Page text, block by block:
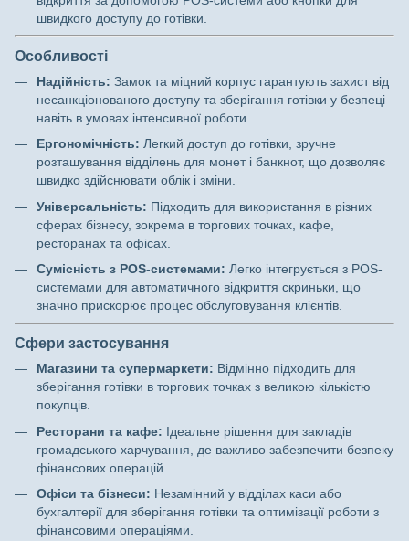
швидкого доступу до готівки.
Особливості
Надійність: Замок та міцний корпус гарантують захист від
несанкціонованого доступу та зберігання готівки у безпеці
навіть в умовах інтенсивної роботи.
Ергономічність: Легкий доступ до готівки, зручне
розташування відділень для монет і банкнот, що дозволяє
швидко здійснювати облік і зміни.
Універсальність: Підходить для використання в різних
сферах бізнесу, зокрема в торгових точках, кафе,
ресторанах та офісах.
Сумісність з POS-системами: Легко інтегрується з POS-
системами для автоматичного відкриття скриньки, що
значно прискорює процес обслуговування клієнтів.
Сфери застосування
Магазини та супермаркети: Відмінно підходить для
зберігання готівки в торгових точках з великою кількістю
покупців.
Ресторани та кафе: Ідеальне рішення для закладів
громадського харчування, де важливо забезпечити безпеку
фінансових операцій.
Офіси та бізнеси: Незамінний у відділах каси або
бухгалтерії для зберігання готівки та оптимізації роботи з
фінансовими операціями.